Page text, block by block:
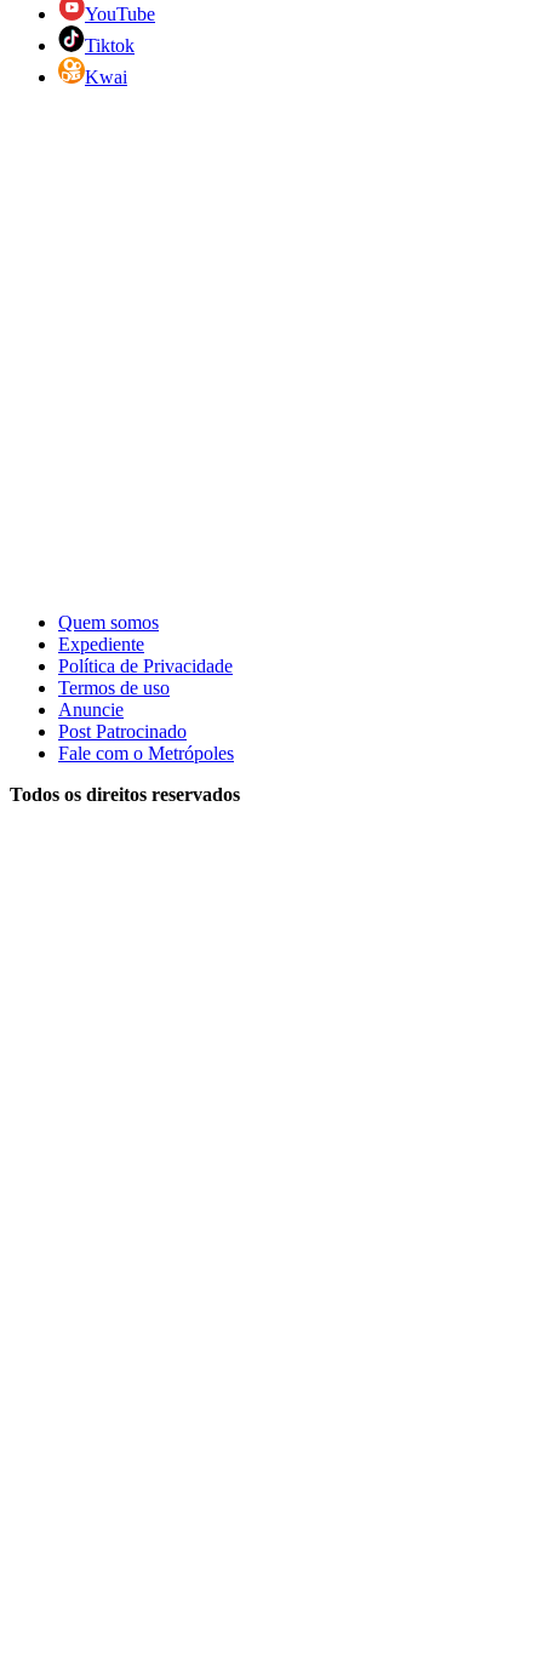
YouTube
Tiktok
Kwai
Quem somos
Expediente
Política de Privacidade
Termos de uso
Anuncie
Post Patrocinado
Fale com o Metrópoles
Todos os direitos reservados